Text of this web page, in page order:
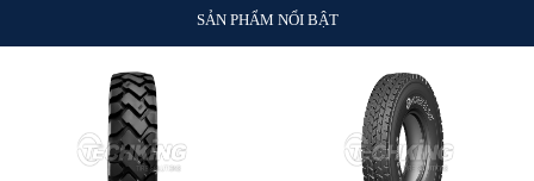
SẢN PHẨM NỔI BẬT